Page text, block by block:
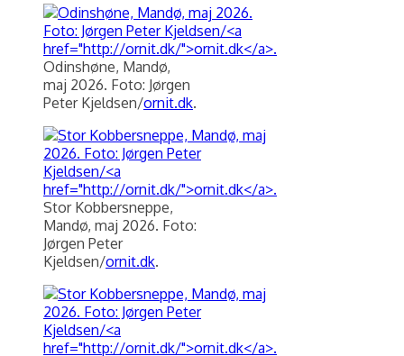
Odinshøne, Mandø,
maj 2026. Foto: Jørgen
Peter Kjeldsen/ornit.dk.
Stor Kobbersneppe,
Mandø, maj 2026. Foto:
Jørgen Peter
Kjeldsen/ornit.dk.